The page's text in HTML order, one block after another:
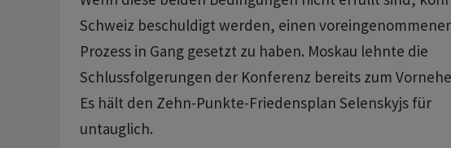
Schweiz beschuldigt werden, einen
Prozess in Gang gesetzt zu haben. Moskau lehnte die
Schlussfolgerungen der Konferenz bereits zum
Es hält den Zehn-Punkte-Friedensplan Selenskyjs für
untauglich.